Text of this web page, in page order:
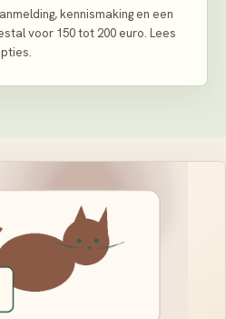
kennismaking en een
voor 150 tot 200 euro. Lees